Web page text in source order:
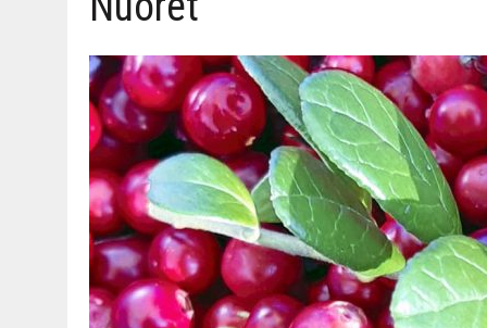
06.08.2026 | TOI­VEI­DEN KOTI IISTÄ!
06.08.2026 | KII­MIN­KI­PÄI­VÄT JÄR­JES­TE­TÄÄN PERIN­TEI­TÄ